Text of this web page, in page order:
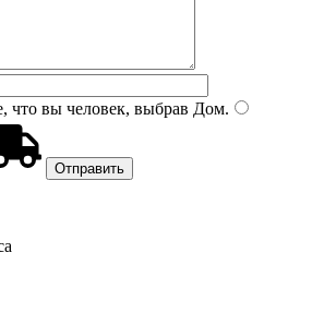
что вы человек, выбрав Дом.